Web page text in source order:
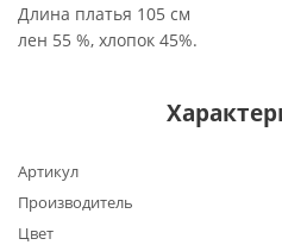
Длина платья 105 см
лен 55 %, хлопок 45%.
Артикул
Производитель
Цвет